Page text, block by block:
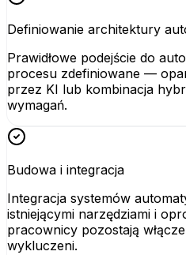
Definiowanie architektury
Prawidłowe podejście do
procesu zdefiniowane —
przez KI lub kombinacja
wymagań.
Budowa i integracja
Integracja systemów
istniejącymi narzędziami i
pracownicy pozostają
wykluczeni.